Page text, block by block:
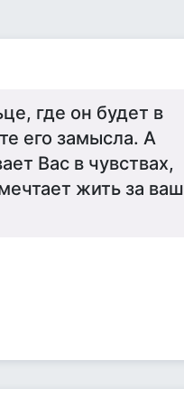
где он будет в
его замысла. А
Вас в чувствах,
жить за ваш